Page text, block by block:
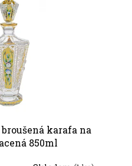
karafa na
850ml